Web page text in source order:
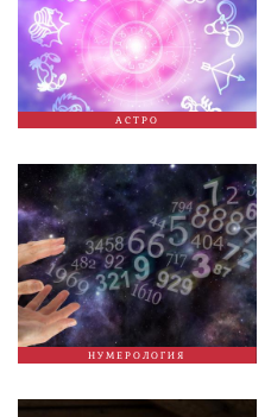
АСТРО
НУМЕРОЛОГИЯ